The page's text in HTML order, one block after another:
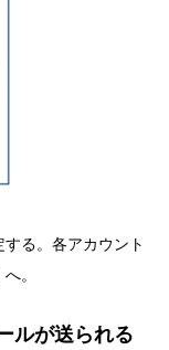
る。各アカウント
。
ルが送られる